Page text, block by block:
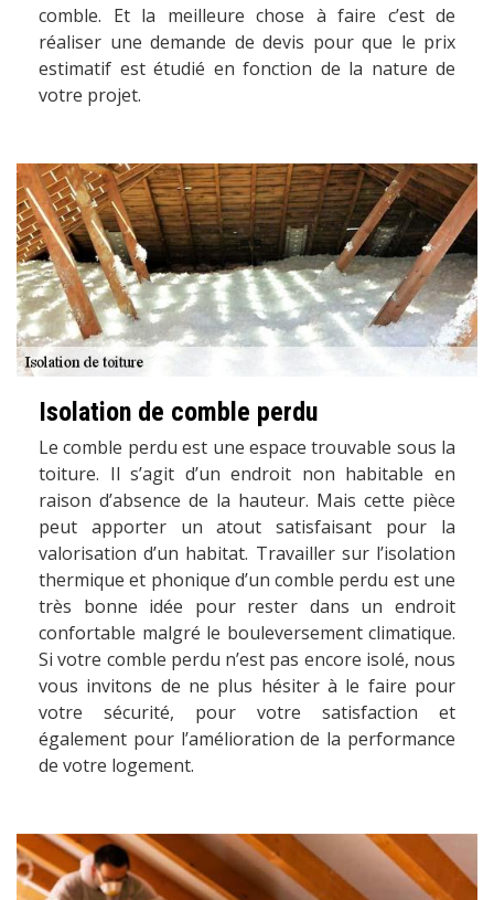
comble. Et la meilleure chose à faire c’est de
réaliser une demande de devis pour que le prix
estimatif est étudié en fonction de la nature de
votre projet.
Isolation de comble perdu
Le comble perdu est une espace trouvable sous la
toiture. Il s’agit d’un endroit non habitable en
raison d’absence de la hauteur. Mais cette pièce
peut apporter un atout satisfaisant pour la
valorisation d’un habitat. Travailler sur l’isolation
thermique et phonique d’un comble perdu est une
très bonne idée pour rester dans un endroit
confortable malgré le bouleversement climatique.
Si votre comble perdu n’est pas encore isolé, nous
vous invitons de ne plus hésiter à le faire pour
votre sécurité, pour votre satisfaction et
également pour l’amélioration de la performance
de votre logement.